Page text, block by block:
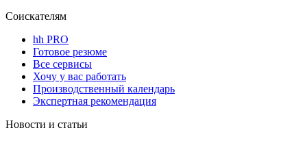
Соискателям
hh PRO
Готовое резюме
Все сервисы
Хочу у вас работать
Производственный календарь
Экспертная рекомендация
Новости и статьи